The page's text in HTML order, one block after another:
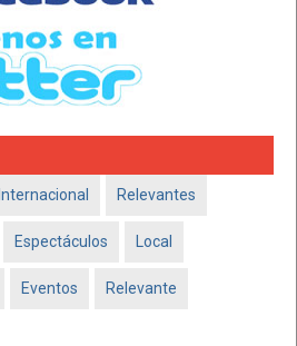
Internacional Relevantes
Espectáculos Local
Eventos Relevante